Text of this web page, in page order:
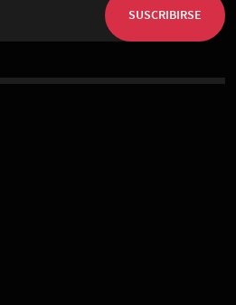
SUSCRIBIRSE